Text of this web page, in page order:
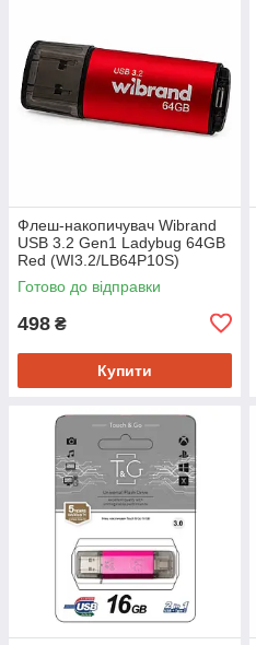
Флеш-накопичувач Wibrand
USB 3.2 Gen1 Ladybug 64GB
Red (WI3.2/LB64P10S)
Готово до відправки
498 ₴
Купити